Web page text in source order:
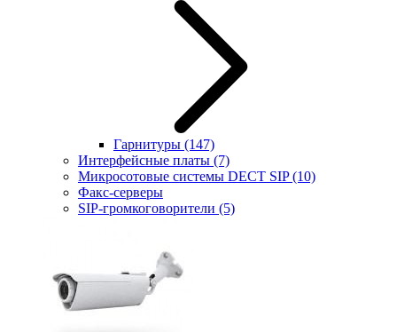
Гарнитуры (147)
Интерфейсные платы (7)
Микросотовые системы DECT SIP(10)
Факс-серверы
SIP-громкоговорители (5)